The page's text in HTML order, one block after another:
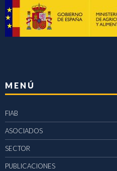
MENÚ
FIAB
ASOCIADOS
SECTOR
PUBLICACIONES